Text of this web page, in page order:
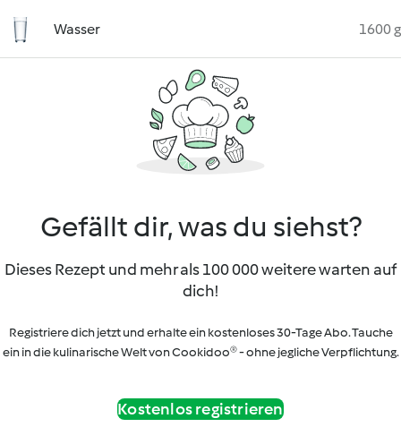
Wasser 1600 g
Gefällt dir, was du siehst?
Dieses Rezept und mehr als 100 000 weitere warten auf
dich!
Registriere dich jetzt und erhalte ein kostenloses 30-Tage Abo. Tauche
ein in die kulinarische Welt von Cookidoo® - ohne jegliche Verpflichtung.
Kostenlos registrieren